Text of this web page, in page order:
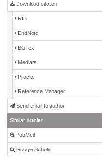
Download citation
RIS
EndNote
BibTex
Medlars
Procite
Reference Manager
Send email to author
Similar articles
PubMed
Google Scholar